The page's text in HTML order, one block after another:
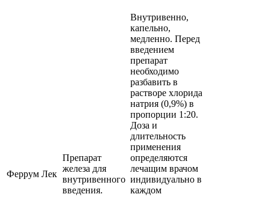
Феррум Лек
Препарат
железа для
внутривенного
введения.
Внутривенно,
капельно,
медленно. Перед
введением
препарат
необходимо
разбавить в
растворе хлорида
натрия (0,9%) в
пропорции 1:20.
Доза и
длительность
применения
определяются
лечащим врачом
индивидуально в
каждом